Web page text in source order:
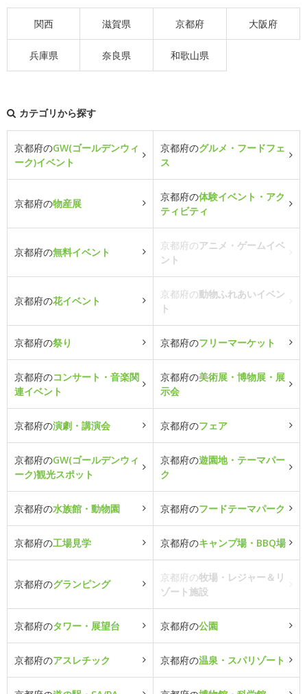
関西 滋賀県 京都府 大阪府
兵庫県 奈良県 和歌山県
カテゴリから探す
京都府のGW(ゴールデンウィ
ーク)イベント
京都府のグルメ・フードフェ
ス
京都府の物産展
京都府の体験イベント・アク
ティビティ
京都府の無料イベント
京都府のアニメ・ゲームイベ
ント
京都府の花イベント
京都府の動物ふれあいイベン
ト
京都府の祭り 京都府のフリーマーケット
京都府のコンサート・音楽関
連イベント
京都府の美術展・博物展・展
示会
京都府の演劇・講演会 京都府のフェア
京都府のGW(ゴールデンウィ
ーク)観光スポット
京都府の遊園地・テーマパー
ク
京都府の水族館・動物園 京都府のフードテーマパーク
京都府の工場見学 京都府のキャンプ場・BBQ場
京都府のグランピング
京都府の牧場・レジャー＆リ
ゾート施設
京都府のタワー・展望台 京都府の公園
京都府のアスレチック 京都府の温泉・スパリゾート